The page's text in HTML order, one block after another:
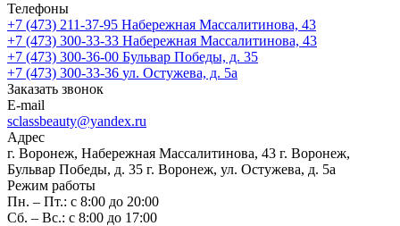
Телефоны
+7 (473) 211-37-95 Набережная Массалитинова, 43
+7 (473) 300-33-33 Набережная Массалитинова, 43
+7 (473) 300-36-00 Бульвар Победы, д. 35
+7 (473) 300-33-36 ул. Остужева, д. 5а
Заказать звонок
E-mail
sclassbeauty@yandex.ru
Адрес
г. Воронеж, Набережная Массалитинова, 43 г. Воронеж,
Бульвар Победы, д. 35 г. Воронеж, ул. Остужева, д. 5а
Режим работы
Пн. – Пт.: с 8:00 до 20:00
Сб. – Вс.: с 8:00 до 17:00